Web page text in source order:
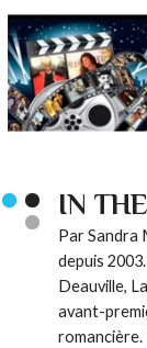
IN
Par Sandra
depuis
Deauville,
avant-
romancière.